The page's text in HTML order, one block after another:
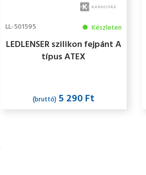
LL-501595 Készleten
LEDLENSER szilikon fejpánt A
típus ATEX
(bruttó)5 290 Ft